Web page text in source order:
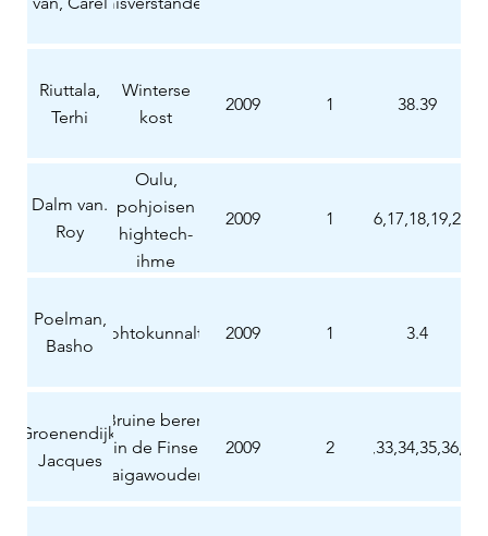
Riuttala,
Terhi
Winterse
kost
2009 1 38.39
Dalm van.
Roy
Oulu,
pohjoisen
hightech-
ihme
2009 1
Poelman,
Basho
Johtokunnalta 2009 1 3.4
Groenendijk,
Jacques
Bruine beren
in de Finse
taigawouden
2009 2 32,33,34,35,36,37